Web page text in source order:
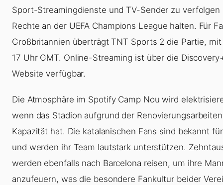
Sport-Streamingdienste und TV-Sender zu verfolgen
Rechte an der UEFA Champions League halten. Für
Großbritannien überträgt TNT Sports 2 die Partie,
17 Uhr GMT. Online-Streaming ist über die
Website verfügbar.
Die Atmosphäre im Spotify Camp Nou wird
wenn das Stadion aufgrund der
Kapazität hat. Die katalanischen Fans sind bekannt
und werden ihr Team lautstark unterstützen.
werden ebenfalls nach Barcelona reisen, um ihre
anzufeuern, was die besondere Fankultur beider